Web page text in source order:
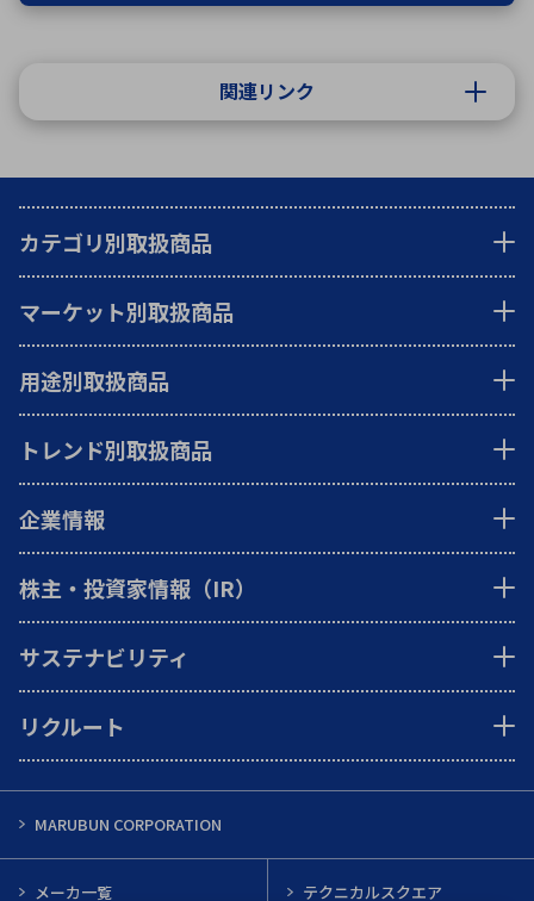
関連リンク
カテゴリ別取扱商品
マーケット別取扱商品
用途別取扱商品
トレンド別取扱商品
企業情報
株主・投資家情報（IR）
サステナビリティ
リクルート
MARUBUN CORPORATION
メーカ一覧 テクニカルスクエア